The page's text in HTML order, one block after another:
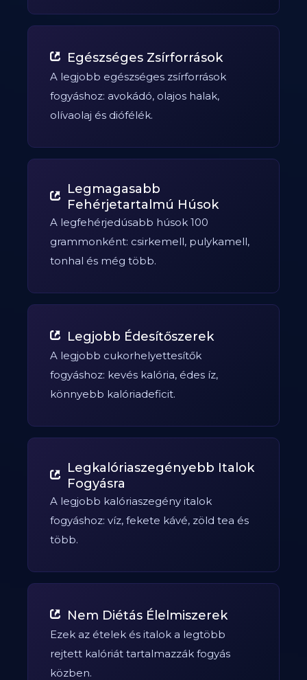
Egészséges Zsírforrások
A legjobb egészséges zsírforrások
fogyáshoz: avokádó, olajos halak,
olívaolaj és diófélék.
Legmagasabb
Fehérjetartalmú Húsok
A legfehérjedúsabb húsok 100
grammonként: csirkemell, pulykamell,
tonhal és még több.
Legjobb Édesítőszerek
A legjobb cukorhelyettesítők
fogyáshoz: kevés kalória, édes íz,
könnyebb kalóriadeficit.
Legkalóriaszegényebb Italok
Fogyásra
A legjobb kalóriaszegény italok
fogyáshoz: víz, fekete kávé, zöld tea és
több.
Nem Diétás Élelmiszerek
Ezek az ételek és italok a legtöbb
rejtett kalóriát tartalmazzák fogyás
közben.